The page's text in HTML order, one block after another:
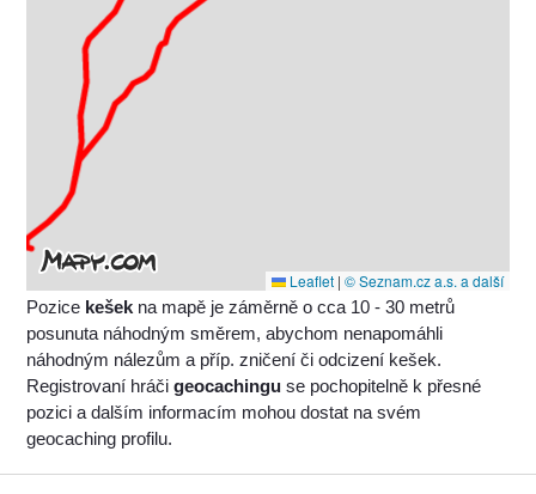
Leaflet | © Seznam.cz a.s. a další
Pozice kešek na mapě je záměrně o cca 10 - 30 metrů
posunuta náhodným směrem, abychom nenapomáhli
náhodným nálezům a příp. zničení či odcizení kešek.
Registrovaní hráčigeocachingu se pochopitelně k přesné
pozici a dalším informacím mohou dostat na svém
geocaching profilu.